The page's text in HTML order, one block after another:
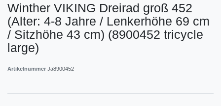
Winther VIKING Dreirad groß 452
(Alter: 4-8 Jahre / Lenkerhöhe 69 cm
/ Sitzhöhe 43 cm) (8900452 tricycle
large)
Artikelnummer Ja8900452